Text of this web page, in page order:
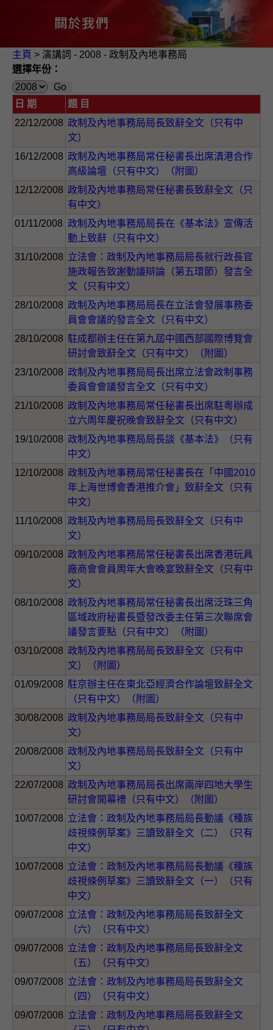
主頁 > 演講詞 - 2008 - 政制及內地事務局
選擇年份：
日 期
題 目
22/12/2008 政制及內地事務局局長致辭全文（只有中
文）
16/12/2008 政制及內地事務局常任秘書長出席滇港合作
高級論壇（只有中文）（附圖）
12/12/2008 政制及內地事務局常任秘書長致辭全文（只
有中文）
01/11/2008 政制及內地事務局局長在《基本法》宣傳活
動上致辭（只有中文）
31/10/2008 立法會：政制及內地事務局局長就行政長官
施政報告致謝動議辯論（第五環節）發言全
文（只有中文）
28/10/2008 政制及內地事務局局長在立法會發展事務委
員會會議的發言全文（只有中文）
28/10/2008 駐成都辦主任在第九屆中國西部國際博覽會
研討會致辭全文（只有中文）（附圖）
23/10/2008 政制及內地事務局局長出席立法會政制事務
委員會會議發言全文（只有中文）
21/10/2008 政制及內地事務局常任秘書長出席駐粵辦成
立六周年慶祝晚會致辭全文（只有中文）
19/10/2008 政制及內地事務局局長談《基本法》（只有
中文）
12/10/2008 政制及內地事務局常任秘書長在「中國2010
年上海世博會香港推介會」致辭全文（只有
中文）
11/10/2008 政制及內地事務局局長致辭全文（只有中
文）
09/10/2008 政制及內地事務局常任秘書長出席香港玩具
廠商會會員周年大會晚宴致辭全文（只有中
文）
08/10/2008 政制及內地事務局常任秘書長出席泛珠三角
區域政府秘書長暨發改委主任第三次聯席會
議發言要點（只有中文）（附圖）
03/10/2008 政制及內地事務局局長致辭全文（只有中
文）（附圖）
01/09/2008 駐京辦主任在東北亞經濟合作論壇致辭全文
（只有中文）（附圖）
30/08/2008 政制及內地事務局局長致辭全文（只有中
文）
20/08/2008 政制及內地事務局局長致辭全文（只有中
文）
22/07/2008 政制及內地事務局局長出席兩岸四地大學生
研討會開幕禮（只有中文）（附圖）
10/07/2008 立法會：政制及內地事務局局長動議《種族
歧視條例草案》三讀致辭全文（二）（只有
中文）
10/07/2008 立法會：政制及內地事務局局長動議《種族
歧視條例草案》三讀致辭全文（一）（只有
中文）
09/07/2008 立法會：政制及內地事務局局長致辭全文
（六）（只有中文）
09/07/2008 立法會：政制及內地事務局局長致辭全文
（五）（只有中文）
09/07/2008 立法會：政制及內地事務局局長致辭全文
（四）（只有中文）
09/07/2008 立法會：政制及內地事務局局長致辭全文